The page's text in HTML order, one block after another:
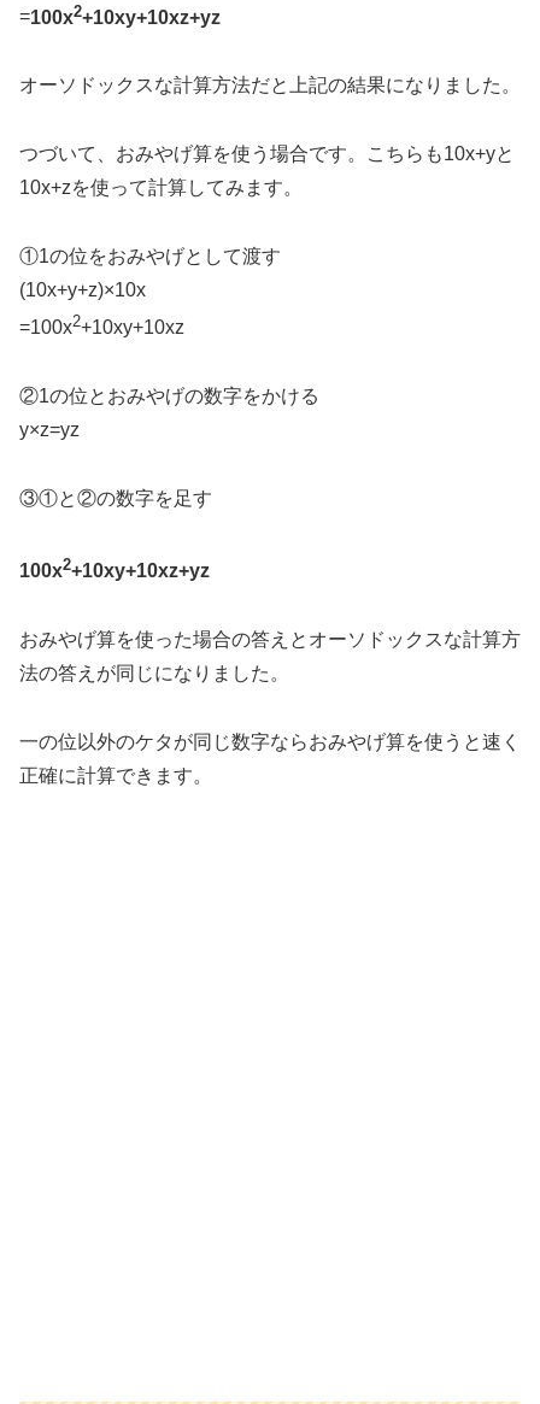
=100x2+10xy+10xz+yz
オーソドックスな計算方法だと上記の結果になりました。
つづいて、おみやげ算を使う場合です。こちらも10x+yと
10x+zを使って計算してみます。
①1の位をおみやげとして渡す
(10x+y+z)×10x
=100x2+10xy+10xz
②1の位とおみやげの数字をかける
y×z=yz
③①と②の数字を足す
100x2+10xy+10xz+yz
おみやげ算を使った場合の答えとオーソドックスな計算方
法の答えが同じになりました。
一の位以外のケタが同じ数字ならおみやげ算を使うと速く
正確に計算できます。